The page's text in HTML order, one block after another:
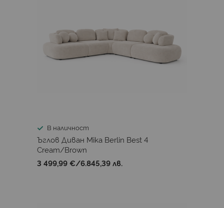
В наличност
Ъглов Диван Mika Berlin Best 4
Cream/Brown
3 499,99 €/6.845,39 лв.